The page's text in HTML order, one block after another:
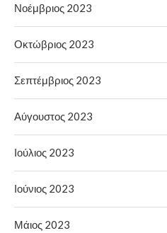
Νοέμβριος 2023
Οκτώβριος 2023
Σεπτέμβριος 2023
Αύγουστος 2023
Ιούλιος 2023
Ιούνιος 2023
Μάιος 2023